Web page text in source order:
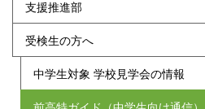
支援推進部
受検生の方へ
中学生対象 学校見学会の情報